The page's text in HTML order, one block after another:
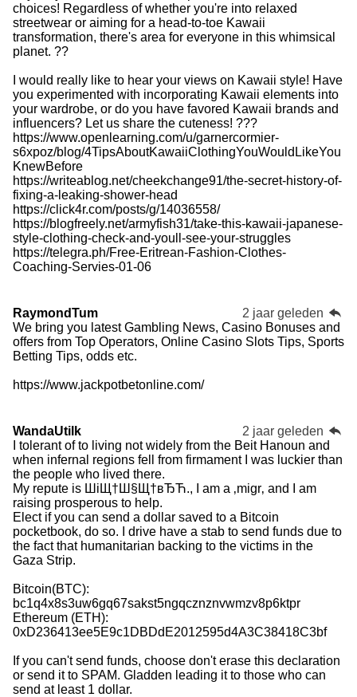
choices! Regardless of whether you're into relaxed
streetwear or aiming for a head-to-toe Kawaii
transformation, there's area for everyone in this whimsical
planet. ??
I would really like to hear your views on Kawaii style! Have
you experimented with incorporating Kawaii elements into
your wardrobe, or do you have favored Kawaii brands and
influencers? Let us share the cuteness! ???
https://www.openlearning.com/u/garnercormier-
s6xpoz/blog/4TipsAboutKawaiiClothingYouWouldLikeYou
KnewBefore
https://writeablog.net/cheekchange91/the-secret-history-of-
fixing-a-leaking-shower-head
https://click4r.com/posts/g/14036558/
https://blogfreely.net/armyfish31/take-this-kawaii-japanese-
style-clothing-check-and-youll-see-your-struggles
https://telegra.ph/Free-Eritrean-Fashion-Clothes-
Coaching-Servies-01-06
RaymondTum
2 jaar geleden
We bring you latest Gambling News, Casino Bonuses and
offers from Top Operators, Online Casino Slots Tips, Sports
Betting Tips, odds etc.
https://www.jackpotbetonline.com/
WandaUtilk
2 jaar geleden
I tolerant of to living not widely from the Beit Hanoun and
when infernal regions fell from firmament I was luckier than
the people who lived there.
My repute is ШіЩ†Ш§Щ†вЂЋ., I am a ‚migr‚ and I am
raising prosperous to help.
Elect if you can send a dollar saved to a Bitcoin
pocketbook, do so. I drive have a stab to send funds due to
the fact that humanitarian backing to the victims in the
Gaza Strip.
Bitcoin(BTC):
bc1q4x8s3uw6gq67sakst5ngqcznznvwmzv8p6ktpr
Ethereum (ETH):
0xD236413ee5E9c1DBDdE2012595d4A3C38418C3bf
If you can't send funds, choose don't erase this declaration
or send it to SPAM. Gladden leading it to those who can
send at least 1 dollar.